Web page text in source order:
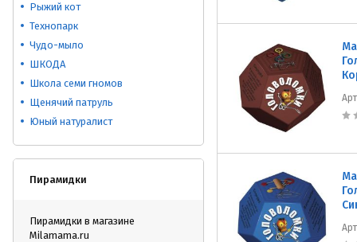
Рыжий кот
Технопарк
Чудо-мыло
ШКОДА
Школа семи гномов
Щенячий патруль
Юный натуралист
Пирамидки
Пирамидки в магазине
Milamama.ru